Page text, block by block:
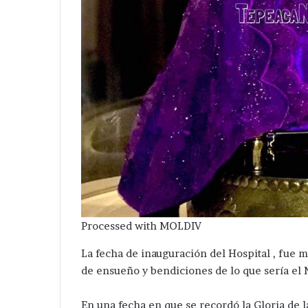
Processed with MOLDIV
La fecha de inauguración del Hospital , fue
de ensueño y bendiciones de lo que sería el
En una fecha en que se recordó la Gloria de
Santiago Acatlán, Tepeaca
Zoyapetlayoca
.
Zoyapetlayoca